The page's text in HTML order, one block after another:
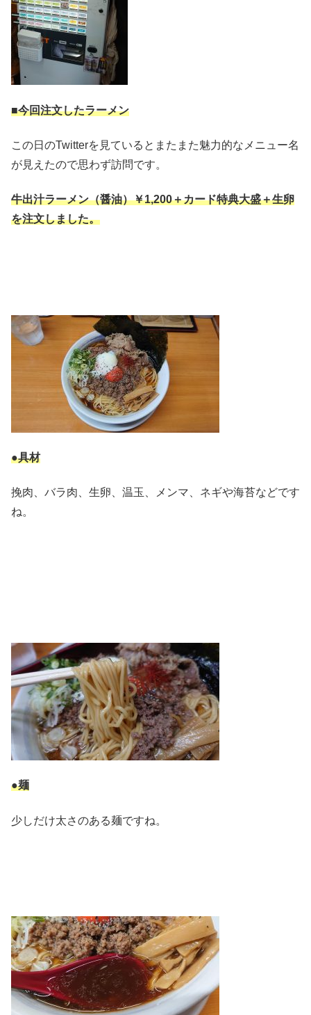
■今回注文したラーメン
この日のTwitterを見ているとまたまた魅力的なメニュー名
が見えたので思わず訪問です。
牛出汁ラーメン（醤油）￥1,200＋カード特典大盛＋生卵
を注文しました。
●具材
挽肉、バラ肉、生卵、温玉、メンマ、ネギや海苔などです
ね。
●麺
少しだけ太さのある麺ですね。